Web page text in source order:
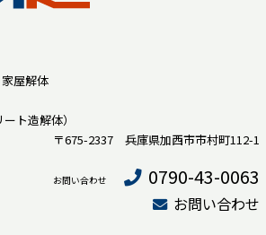
屋解体
ト造解体）
〒675-2337 兵庫県加西市市村町112-1
お問い合わせ 0790-43-0063
お問い合わせ